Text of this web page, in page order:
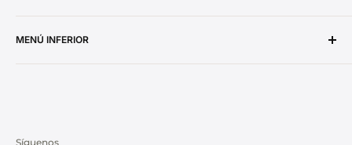
Importaciones Y Soluciones Kabboa SAS
MENÚ INFERIOR
Búsqueda
Política De Privacidad Y Tratamiento De Datos.
Síguenos